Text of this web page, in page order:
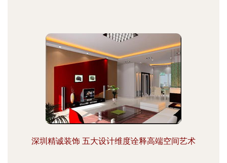
深圳精诚装饰 五大设计维度诠释高端空间艺术